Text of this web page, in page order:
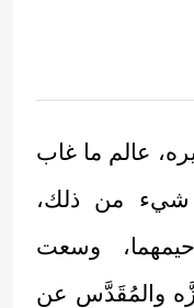
عالم ما غاب
شيء من ذلك،
وسعت
والمُقَدَّس عن